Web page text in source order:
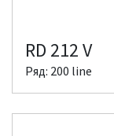
RD 212 V
Ряд: 200 line